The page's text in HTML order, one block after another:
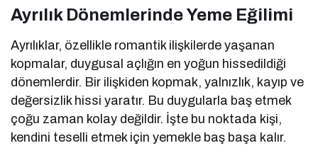
Ayrılık Dönemlerinde Yeme Eğilimi
Ayrılıklar, özellikle romantik ilişkilerde yaşanan
kopmalar, duygusal açlığın en yoğun hissedildiği
dönemlerdir. Bir ilişkiden kopmak, yalnızlık, kayıp ve
değersizlik hissi yaratır. Bu duygularla baş etmek
çoğu zaman kolay değildir. İşte bu noktada kişi,
kendini teselli etmek için yemekle baş başa kalır.